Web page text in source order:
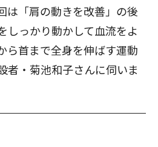
は「肩の動きを改善」の後
しっかり動かして血流をよ
ら首まで全身を伸ばす運動
者・菊池和子さんに伺いま